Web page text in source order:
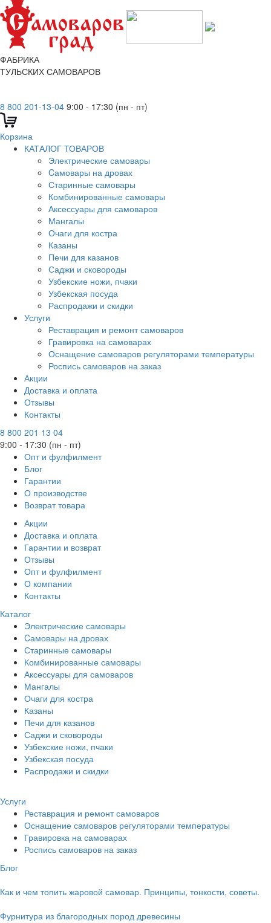
ФАБРИКА
ТУЛЬСКИХ САМОВАРОВ
8 800 201-13-04 9:00 - 17:30 (пн - пт)
Корзина
КАТАЛОГ ТОВАРОВ
Электрические самовары
Cамовары на дровах
Старинные самовары
Комбинированные самовары
Аксессуары для самоваров
Мангалы
Очаги для костра
Казаны
Печи для казанов
Саджи и сковороды
Узбекские ножи, пчаки
Узбекская посуда
Распродажи и скидки
Услуги
Реставрация и ремонт самоваров
Гравировка на самоварах
Оснащение самоваров регуляторами температуры
Роспись самоваров на заказ
Акции
Доставка и оплата
Отзывы
Контакты
8 800 201 13 04
9:00 - 17:30 (пн - пт)
Опт и фулфилмент
Блог
Гарантии
О производстве
Возврат товара
Акции
Доставка и оплата
Гарантии и возврат
Отзывы
Опт и фулфилмент
О компании
Контакты
Каталог
Электрические самовары
Cамовары на дровах
Старинные самовары
Комбинированные самовары
Аксессуары для самоваров
Мангалы
Очаги для костра
Казаны
Печи для казанов
Саджи и сковороды
Узбекские ножи, пчаки
Узбекская посуда
Распродажи и скидки
Услуги
Реставрация и ремонт самоваров
Оснащение самоваров регуляторами температуры
Гравировка на самоварах
Роспись самоваров на заказ
Блог
Как и чем топить жаровой самовар. Принципы, тонкости, советы.
Фурнитура из благородных пород древесины